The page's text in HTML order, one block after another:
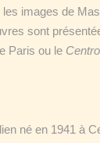
images de
sont
Paris ou le
né en 1941 à